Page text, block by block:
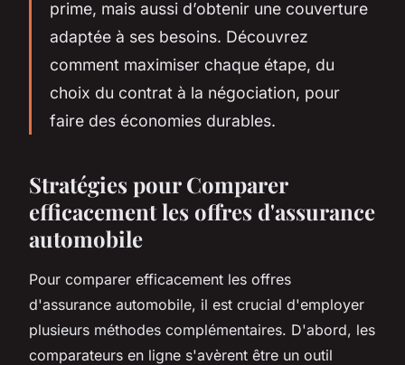
prime, mais aussi d’obtenir une couverture
adaptée à ses besoins. Découvrez
comment maximiser chaque étape, du
choix du contrat à la négociation, pour
faire des économies durables.
Stratégies pour Comparer
efficacement les offres d'assurance
automobile
Pour comparer efficacement les offres
d'assurance automobile, il est crucial d'employer
plusieurs méthodes complémentaires. D'abord, les
comparateurs en ligne s'avèrent être un outil